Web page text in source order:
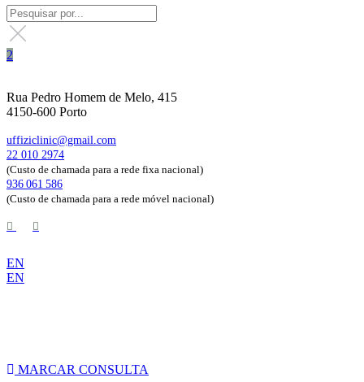
Rua Pedro Homem de Melo, 415
4150-600 Porto
uffiziclinic@gmail.com
22 010 2974
(Custo de chamada para a rede fixa nacional)
936 061 586
(Custo de chamada para a rede móvel nacional)
EN
EN
MARCAR CONSULTA